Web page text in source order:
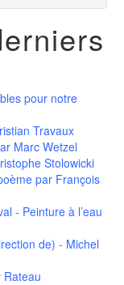
pour notre
Travaux
Marc Wetzel
Stolowicki
par François
- Peinture à l’eau
de) - Michel